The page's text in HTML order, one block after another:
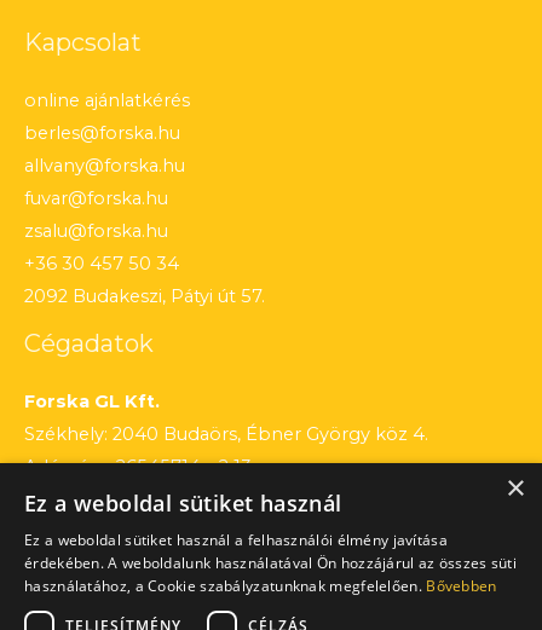
Kapcsolat
online ajánlatkérés
berles@forska.hu
allvany@forska.hu
fuvar@forska.hu
zsalu@forska.hu
+36 30 457 50 34
2092 Budakeszi, Pátyi út 57.
Cégadatok
Forska GL Kft.
Székhely: 2040 Budaörs, Ébner György köz 4.
Adószám: 26545714 – 2 13
Cégjegyzékszám: 13 – 09 – 195803
Számlaszám: 12010154 – 01660751 – 00100001
×
Ez a weboldal sütiket használ
Ez a weboldal sütiket használ a felhasználói élmény javítása
érdekében. A weboldalunk használatával Ön hozzájárul az összes süti
használatához, a Cookie szabályzatunknak megfelelően. Bővebben
TELJESÍTMÉNY
CÉLZÁS